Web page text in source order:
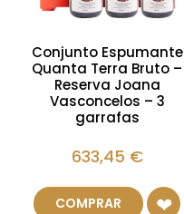
Conjunto Espumante
Quanta Terra Bruto –
Reserva Joana
Vasconcelos – 3
garrafas
633,45 €
COMPRAR